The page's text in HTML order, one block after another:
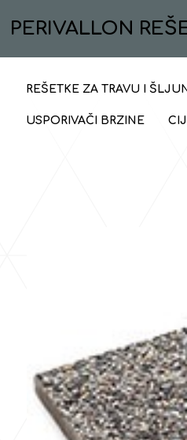
PERIVALLON
REŠETKE ZA TRAVU I
USPORIVAČI BRZINE